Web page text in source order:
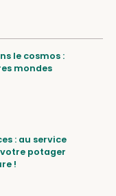
le cosmos :
mondes
: au service
potager
!